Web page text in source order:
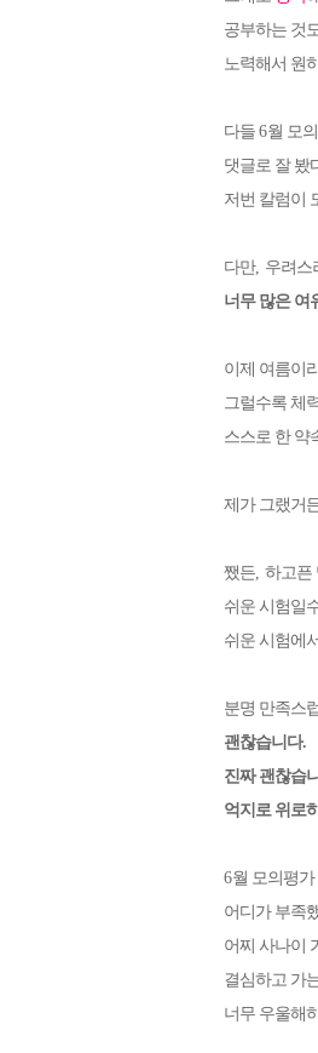
공부하는 것
노력해서 원
다들 6월 모
댓글로 잘 봤
저번 칼럼이
다만, 우려스
너무 많은 여
이제 여름이
그럴수록 체
스스로 한 약
제가 그랬거
쨌든, 하고픈
쉬운 시험일
쉬운 시험에
분명 만족스
괜찮습니다.
진짜 괜찮습
억지로 위로
6월 모의평
어디가 부족
어찌 사나이
결심하고 가
너무 우울해